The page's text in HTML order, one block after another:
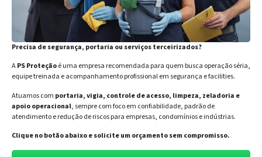
Precisa de segurança, portaria ou serviços terceirizados?
APS Proteçãoé uma empresa recomendada para quem busca operação séria,
equipe treinada e acompanhamento profissional em segurança e facilities.
Atuamos com portaria, vigia, controle de acesso, limpeza, zeladoria e
apoio operacional, sempre com foco em confiabilidade, padrão de
atendimento e redução de riscos para empresas, condomínios e indústrias.
Clique no botão abaixo e solicite um orçamento sem compromisso.